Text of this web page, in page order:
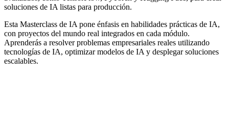
soluciones de IA listas para producción.
Esta Masterclass de IA pone énfasis en habilidades prácticas de IA,
con proyectos del mundo real integrados en cada módulo.
Aprenderás a resolver problemas empresariales reales utilizando
tecnologías de IA, optimizar modelos de IA y desplegar soluciones
escalables.